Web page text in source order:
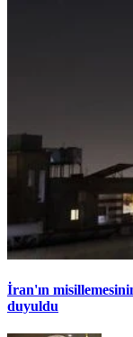
İran'ın
duyuldu